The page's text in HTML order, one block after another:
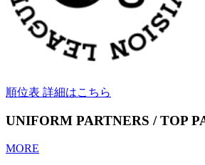
順位表 詳細はこちら
UNIFORM PARTNERS / TOP
MORE